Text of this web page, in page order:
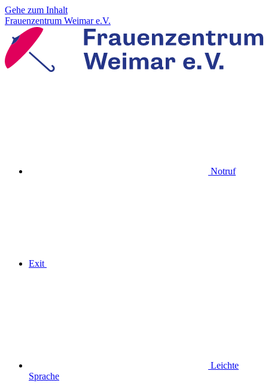
Gehe zum Inhalt
Frauenzentrum Weimar e.V.
Notruf
Exit
Leichte
Sprache